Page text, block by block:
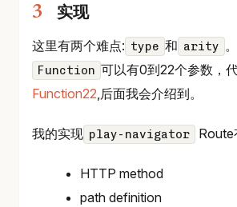
实现
这里有两个难点: type 和 arity
Function 可以有0到22个参数，
Function22,后面我会介绍到。
我的实现 play-navigator Route
HTTP method
path definition